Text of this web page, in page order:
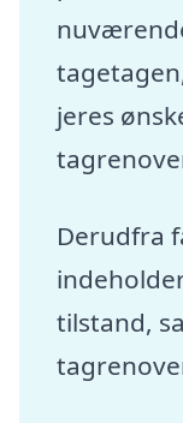
jeres
Derudfra
tilstand,